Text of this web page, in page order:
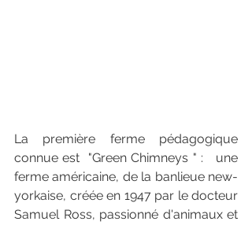
La première ferme pédagogique
connue est  "Green Chimneys " :   une
ferme américaine, de la banlieue new-
yorkaise, créée en 1947 par le docteur
Samuel Ross, passionné d'animaux et